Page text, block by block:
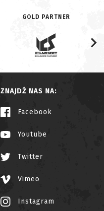
GOLD PARTNER
ZNAJDŹ NAS NA:
Facebook
Youtube
Twitter
Vimeo
Instagram